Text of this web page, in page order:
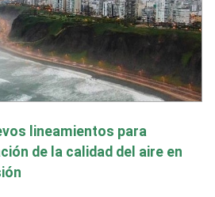
lineamientos para
de la calidad del aire en